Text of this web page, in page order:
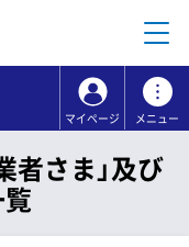
ョンへ移動
マイページ メニュー
者さま」及び